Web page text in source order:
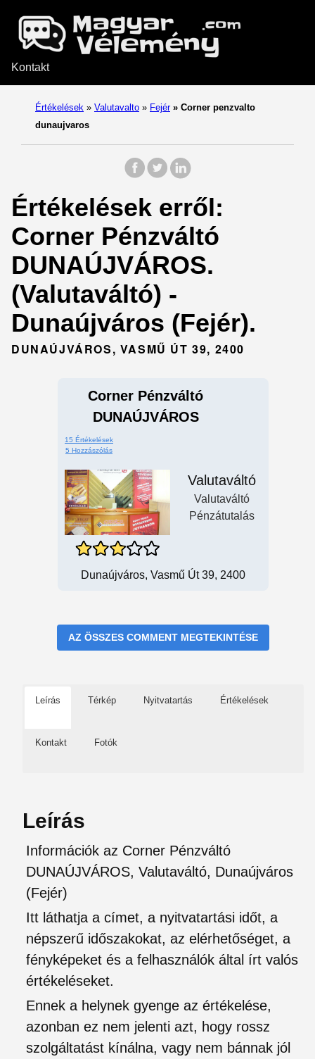
Kontakt
Értékelések » Valutavalto » Fejér » Corner penzvalto
dunaujvaros
Értékelések erről:
Corner Pénzváltó
DUNAÚJVÁROS.
(Valutaváltó) -
Dunaújváros (Fejér).
DUNAÚJVÁROS, VASMŰ ÚT 39, 2400
Corner Pénzváltó
DUNAÚJVÁROS
15 Értékelések
5 Hozzászólás
Valutaváltó
Valutaváltó
Pénzátutalás
Dunaújváros, Vasmű Út 39, 2400
AZ ÖSSZES COMMENT MEGTEKINTÉSE
Leírás Térkép Nyitvatartás Értékelések
Kontakt Fotók
Leírás
Információk az Corner Pénzváltó
DUNAÚJVÁROS, Valutaváltó, Dunaújváros
(Fejér)
Itt láthatja a címet, a nyitvatartási időt, a
népszerű időszakokat, az elérhetőséget, a
fényképeket és a felhasználók által írt valós
értékeléseket.
Ennek a helynek gyenge az értékelése,
azonban ez nem jelenti azt, hogy rossz
szolgáltatást kínálna, vagy nem bánnak jól